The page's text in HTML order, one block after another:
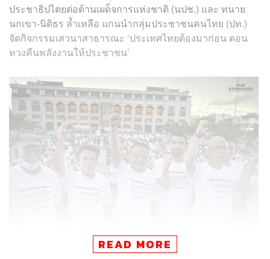
ประชาธิปไตยต่อต้านเผด็จการแห่งชาติ (นปช.) และ ทนาย
นกเขา-นิติธร ล้ำเหลือ แกนนำกลุ่มประชาชนคนไทย (ปท.)
จัดกิจกรรมเสวนาสาธารณะ ‘ประเทศไทยต้องมาก่อน ตอน
ทวงคืนพลังงานให้ประชาชน’
READ MORE